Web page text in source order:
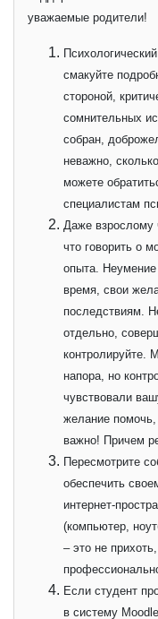
уважаемые родители!
смакуйте
стороной,
сомнительных
собран,
неважно,
можете
специалистам
Даже взрослому
что говорить о
опыта. Неумение
время, свои
последствиям.
отдельно,
контролируйте.
напора, но
чувствовали
желание
важно! Причем
Пересмотрите
обеспечить
интернет-
(компьютер,
– это не
Если студент
в систему